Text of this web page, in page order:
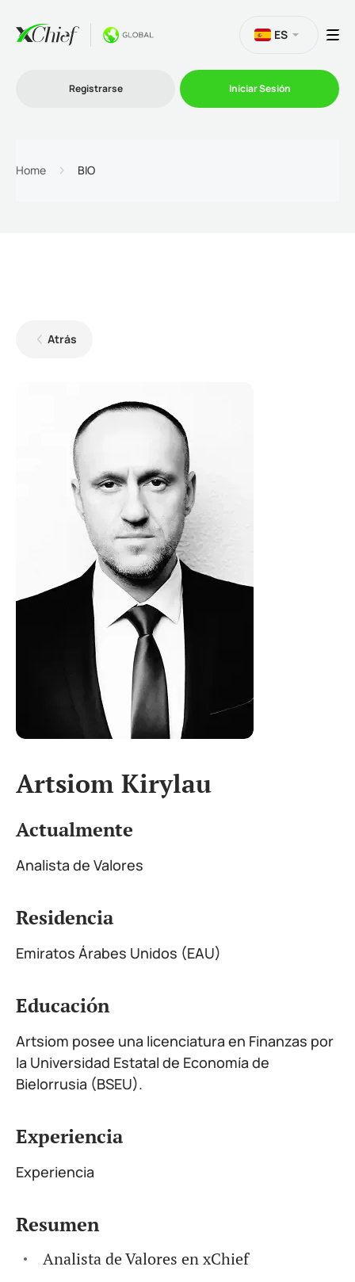
ES
Registrarse Iniciar Sesión
Home BIO
Atrás
Artsiom Kirylau
Actualmente
Analista de Valores
Residencia
Emiratos Árabes Unidos (EAU)
Educación
Artsiom posee una licenciatura en Finanzas por
la Universidad Estatal de Economía de
Bielorrusia (BSEU).
Experiencia
Experiencia
Resumen
Analista de Valores en xChief